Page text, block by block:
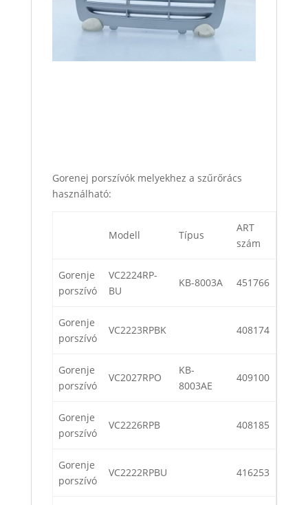
Gorenej porszívók melyekhez a szűrőrács
használható:
Modell Típus
ART
szám
Gorenje
porszívó
VC2224RP-
BU
KB-8003A 451766
Gorenje
porszívó
VC2223RPBK 408174
Gorenje
porszívó
VC2027RPO
KB-
8003AE
409100
Gorenje
porszívó
VC2226RPB 408185
Gorenje
porszívó
VC2222RPBU 416253